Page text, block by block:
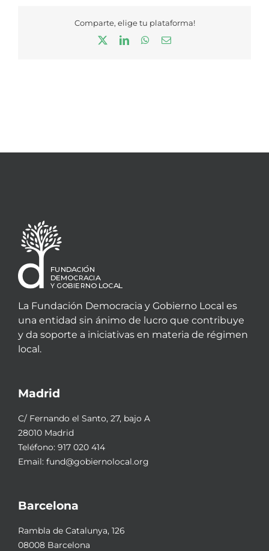
Comparte, elige tu plataforma!
LinkedInWhatsApp
Correo
La Fundación Democracia y Gobierno Local es
una entidad sin ánimo de lucro que contribuye
y da soporte a iniciativas en materia de régimen
local.
Madrid
C/ Fernando el Santo, 27, bajo A
28010 Madrid
Teléfono: 917 020 414
Email: fund@gobiernolocal.org
Barcelona
Rambla de Catalunya, 126
08008 Barcelona